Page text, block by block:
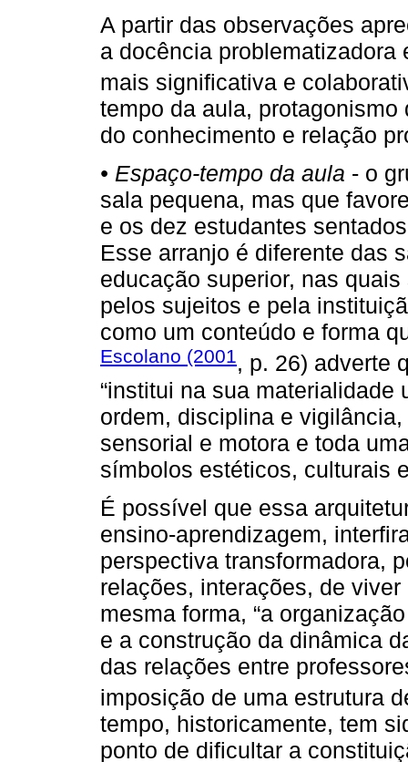
A partir das observações
a docência
mais significativa e
tempo da aula,
do conhecimento e relação
• Espaço-tempo da aula - o
sala pequena, mas que
e os dez estudantes
Esse arranjo é diferente das
educação superior, nas
pelos sujeitos e pela
como um conteúdo e forma
Escolano (2001, p. 26) adverte
“institui na sua
ordem, disciplina e
sensorial e motora e toda
símbolos estéticos, culturais
É possível que essa
ensino-aprendizagem,
perspectiva transformadora,
relações, interações, de
mesma forma, “a
e a construção da dinâmica
das relações entre
imposição de uma estrutura
tempo, historicamente, tem
ponto de dificultar a